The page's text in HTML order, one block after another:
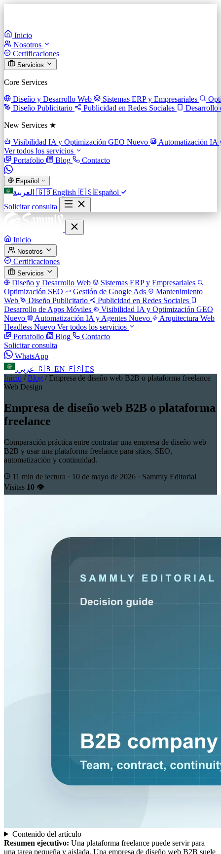
Inicio
Nosotros
Certificaciones
Servicios
Core Services
Diseño y Desarrollo Web
Sistemas ERP y Empresariales
Diseño Publicitario
Publicidad en Redes Sociales Desarrollo
New Services ★
Visibilidad IA y Optimización GEO Nuevo
Automatización IA
Ver todos los servicios
Portafolio
Blog Contacto
Español
العربية 🇬🇧English 🇪🇸Español
Solicitar consulta
Inicio
Nosotros
Certificaciones
Servicios
Diseño y Desarrollo Web
Sistemas ERP y Empresariales
Optimización SEO
Gestión de Google Ads
Mantenimiento
Web
Diseño Publicitario
Publicidad en Redes Sociales
Desarrollo de Apps Móviles
Visibilidad IA y Optimización GEO
Nuevo
Automatización IA y Agentes Nuevo
Arquitectura Web
Headless Nuevo Ver todos los servicios
Portafolio
Blog
Contacto
Solicitar consulta
WhatsApp
عربي 🇬🇧 EN 🇪🇸 ES
Inicio / Blog / Empresa de diseño web B2B o plataforma freelance
Web Design
Empresa de diseño web B2B o plataforma
freelance
Comparación práctica entre contratar una empresa de diseño web
B2B y usar una plataforma freelance para sitios, SEO,
automatización y continuidad.
11 min de lectura · 10 de mayo de 2026 · Sammly Editorial
Visitas 10 👁️
Contenido del artículo
Resumen ejecutivo: Una plataforma freelance puede servir para
una tarea pequeña y aislada. Una empresa de diseño web B2B suele